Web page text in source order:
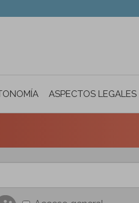
PERSONAL E
ASPECTOS LEGALES